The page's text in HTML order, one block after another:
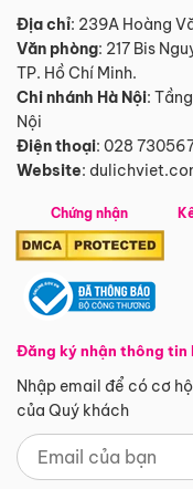
Địa chỉ: 239A Hoàng
Văn phòng: 217 Bis
TP. Hồ Chí Minh.
Chi nhánh Hà Nội:
Nội
Điện thoại: 028
Website:
Chứng nhận
Đăng ký nhận thông tin
Nhập email để có cơ
của Quý khách